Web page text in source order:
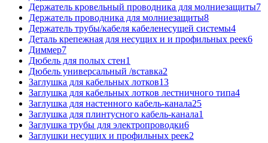
Держатель кровельный проводника для молниезащиты7
Держатель проводника для молниезащиты8
Держатель трубы/кабеля кабеленесущей системы4
Деталь крепежная для несущих и и профильных реек6
Диммер7
Дюбель для полых стен1
Дюбель универсальный /вставка2
Заглушка для кабельных лотков13
Заглушка для кабельных лотков лестничного типа4
Заглушка для настенного кабель-канала25
Заглушка для плинтусного кабель-канала1
Заглушка трубы для электропроводки6
Заглушки несущих и профильных реек2